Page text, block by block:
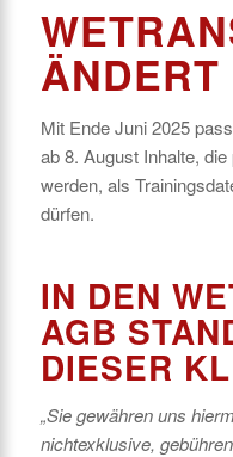
Mit Ende Juni 2025
ab 8. August Inhalte,
werden, als
dürfen.
IN DEN
AGB
DIESER
„Sie gewähren uns
nichtexklusive,